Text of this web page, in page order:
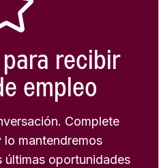
recibir
empleo
Complete
lo mantendremos
últimas oportunidades